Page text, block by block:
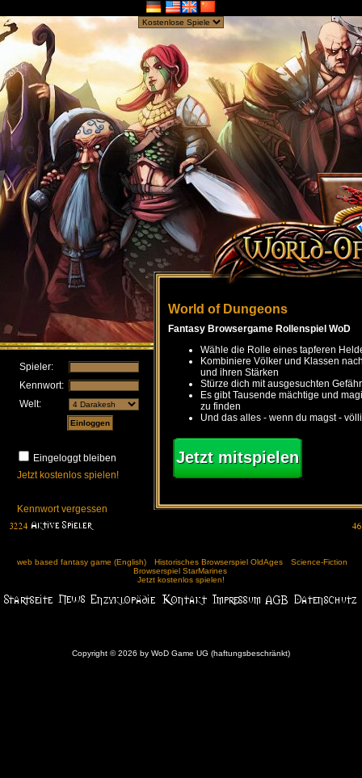
Spieler:
Kennwort:
Welt:
Eingeloggt bleiben
Jetzt kostenlos spielen!
Kennwort vergessen
World of Dungeons
Fantasy Browsergame Rollenspiel WoD
Wähle die Rolle eines tapferen
Kombiniere Völker und Klassen
und ihren Stärken
Stürze dich mit ausgesuchten
Es gibt Tausende mächtige und
zu finden
Und das alles - wenn du magst -
Jetzt mitspielen
web based fantasy game (English) Historisches Browserspiel OldAges
Science-Fiction
Browserspiel StarMarines
Jetzt kostenlos spielen!
Copyright © 2026 by WoD Game UG (haftungsbeschränkt)